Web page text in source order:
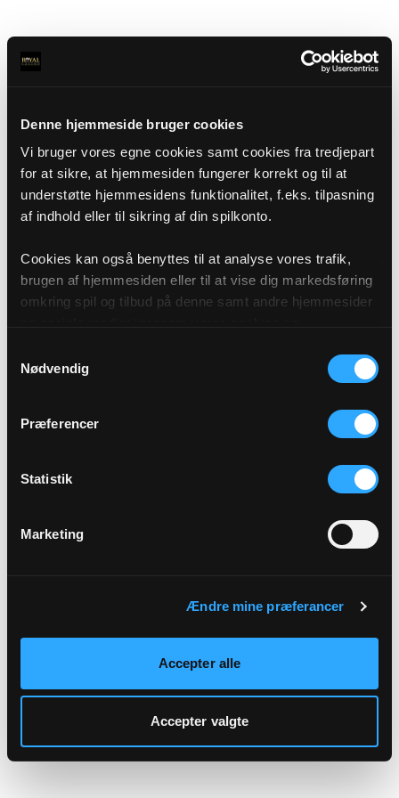
Denne hjemmeside bruger cookies
Vi bruger vores egne cookies samt cookies fra tredjepart
for at sikre, at hjemmesiden fungerer korrekt og til at
understøtte hjemmesidens funktionalitet, f.eks. tilpasning
af indhold eller til sikring af din spilkonto.
Cookies kan også benyttes til at analyse vores trafik,
brugen af hjemmesiden eller til at vise dig markedsføring
omkring spil og tilbud på denne samt andre hjemmesider
af cookies under "Detaljer" eller ved at klikke videre til
vores Cookiepolitik, som du finder i bunden af vores
Nødvendig
Præferencer
Statistik
Marketing
Ændre mine præferancer
Accepter alle
Accepter valgte